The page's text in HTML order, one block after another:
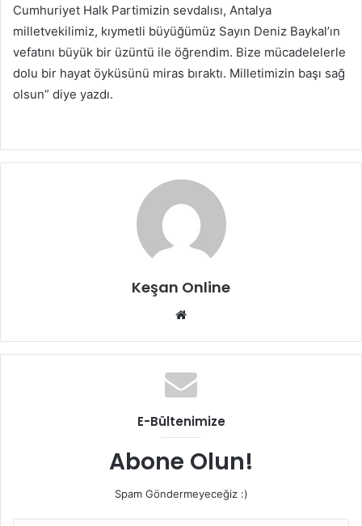
Cumhuriyet Halk Partimizin sevdalısı, Antalya
milletvekilimiz, kıymetli büyüğümüz Sayın Deniz Baykal’ın
vefatını büyük bir üzüntü ile öğrendim. Bize mücadelelerle
dolu bir hayat öyküsünü miras bıraktı. Milletimizin başı sağ
olsun” diye yazdı.
Keşan Online
Web
E-Bültenimize
Abone Olun!
Spam Göndermeyeceğiz :)